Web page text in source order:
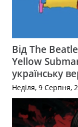
Від The
Yellow
українську
Неділя, 9 Серпня,